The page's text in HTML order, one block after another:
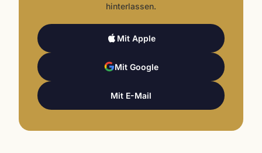
hinterlassen.
Mit Apple
Mit Google
Mit E-Mail